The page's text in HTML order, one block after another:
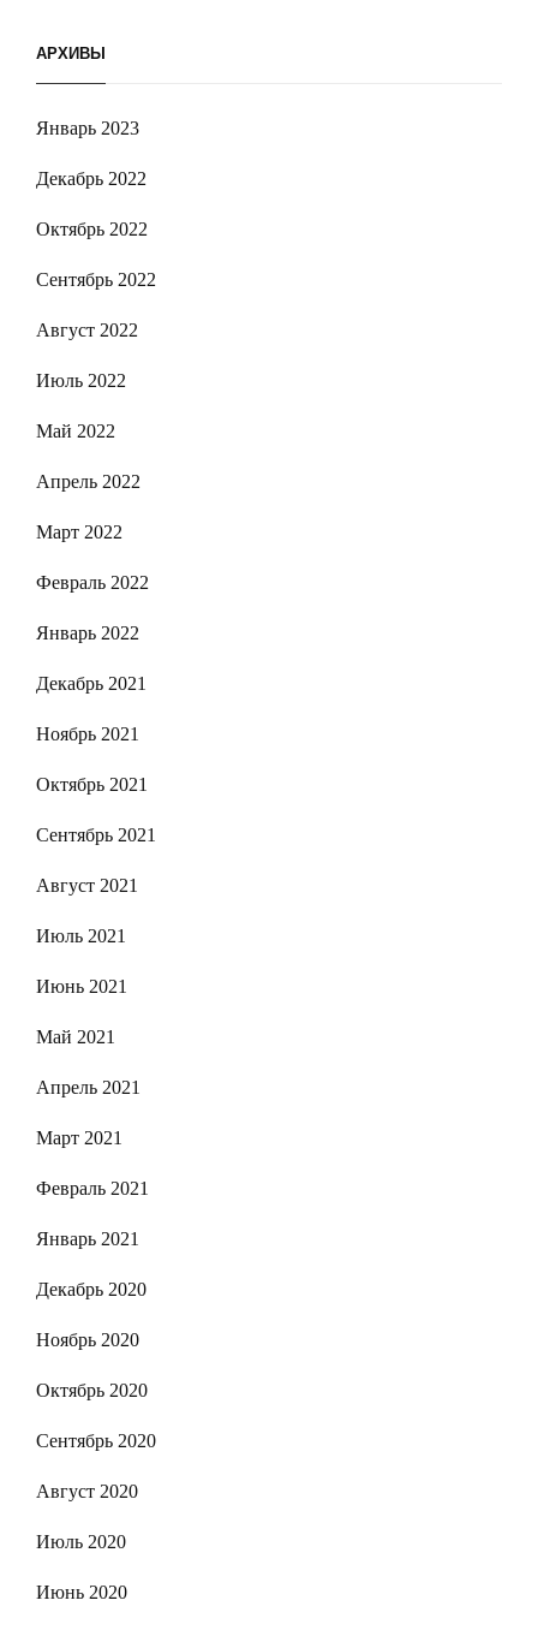
АРХИВЫ
Январь 2023
Декабрь 2022
Октябрь 2022
Сентябрь 2022
Август 2022
Июль 2022
Май 2022
Апрель 2022
Март 2022
Февраль 2022
Январь 2022
Декабрь 2021
Ноябрь 2021
Октябрь 2021
Сентябрь 2021
Август 2021
Июль 2021
Июнь 2021
Май 2021
Апрель 2021
Март 2021
Февраль 2021
Январь 2021
Декабрь 2020
Ноябрь 2020
Октябрь 2020
Сентябрь 2020
Август 2020
Июль 2020
Июнь 2020